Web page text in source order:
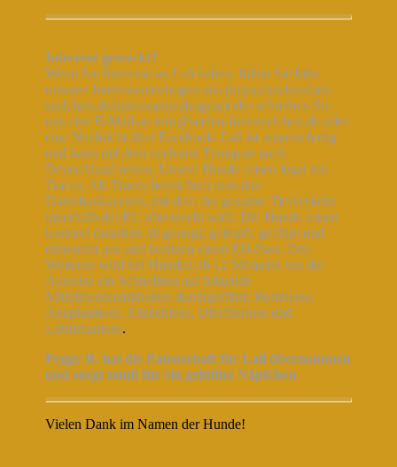
Interesse geweckt?
Wenn Sie Interesse an Lali haben, füllen Sie bitte
unseren Interessentenbogen aus (https://seelen-fuer-
seelchen.de/interessentenbogen/)oder schreiben Sie
uns eine E-Mail an info@seelen-fuer-seelchen.de oder
eine Nachricht über Facebook. Lali ist ausreisefertig
und kann mit dem nächsten Transport nach
Deutschland reisen. Unsere Hunde reisen legal mit
Traces. Als Traces bezeichnet man das
Datenbanksystem, mit dem der gesamte Tierverkehr
innerhalb der EU überwacht wird. Die Hunde reisen
kastriert (insofern alt genug), geimpft, gechipt und
entwurmt aus und besitzen einen EU-Pass. Des
Weiteren wird bei Hunden ab 12 Monaten vor der
Ausreise ein Schnelltest auf folgende
Mittelmeerkrankheiten durchgeführt: Borreliose,
Anaplasmose, Ehrlichiose, Dirofilariose und
Leishmaniose.
Peggy B. hat die Patenschaft für Lali übernommen
und sorgt somit für ein gefülltes Näpfchen.
Vielen Dank im Namen der Hunde!